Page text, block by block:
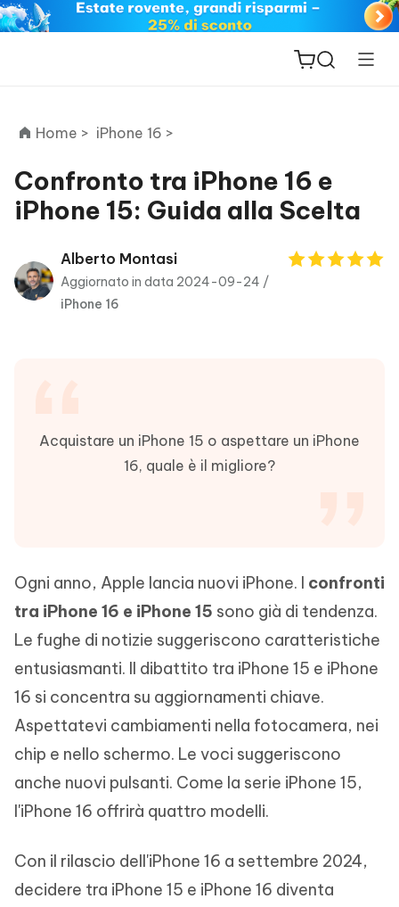
ReiBoot
PDNob
PDF
Home > iPhone 16 >
Confronto tra iPhone 16 e
iPhone 15: Guida alla Scelta
Alberto Montasi
Aggiornato in data 2024-09-24 /
iPhone 16
Acquistare un iPhone 15 o aspettare un iPhone
16, quale è il migliore?
Ogni anno, Apple lancia nuovi iPhone. I confronti
tra iPhone 16 e iPhone 15 sono già di tendenza.
Le fughe di notizie suggeriscono caratteristiche
entusiasmanti. Il dibattito tra iPhone 15 e iPhone
16 si concentra su aggiornamenti chiave.
Aspettatevi cambiamenti nella fotocamera, nei
chip e nello schermo. Le voci suggeriscono
anche nuovi pulsanti. Come la serie iPhone 15,
l'iPhone 16 offrirà quattro modelli.
Con il rilascio dell'iPhone 16 a settembre 2024,
decidere tra iPhone 15 e iPhone 16 diventa